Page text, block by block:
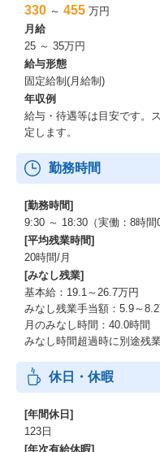
330 ～ 455 万円
月給
25 ～ 35万円
給与形態
固定給制(月給制)
年収例
給与・待遇等は目安です。
定します。
勤務時間
[勤務時間]
9:30 ～ 18:30（実働：8時
[平均残業時間]
20時間/月
[みなし残業]
基本給：19.1～26.7万円
みなし残業手当額：5.9～8.2
月のみなし時間：40.0時間
みなし時間超過時に別途残
休日・休暇
[年間休日]
123日
[年次有給休暇]